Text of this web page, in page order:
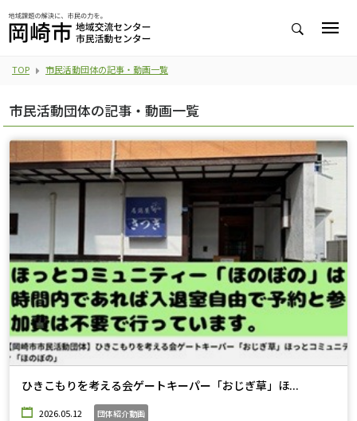
TOP 市民活動団体の記事・動画一覧
市民活動団体の記事・動画一覧
ひきこもりを考える会ゲートキーパー「おじぎ草」ほ...
2026.05.12 団体紹介動画